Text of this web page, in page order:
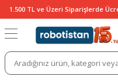
1.500 TL ve Üzeri Siparişlerde